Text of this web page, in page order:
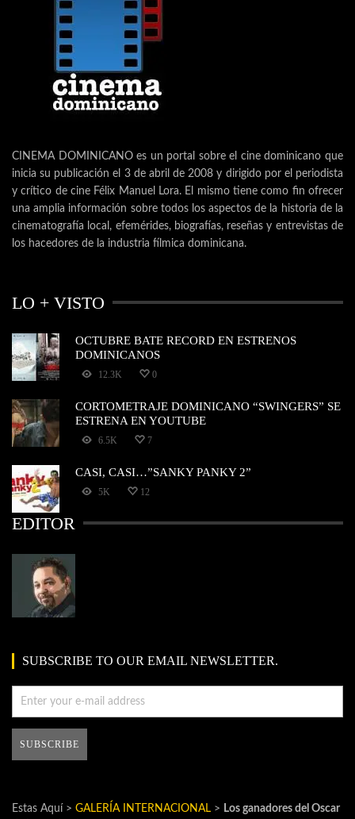
CINEMA DOMINICANO es un portal sobre el cine dominicano que
inicia su publicación el 3 de abril de 2008 y dirigido por el periodista
y crítico de cine Félix Manuel Lora. El mismo tiene como fin ofrecer
una amplia información sobre todos los aspectos de la historia de la
cinematografía local, efemérides, biografías, reseñas y entrevistas de
los hacedores de la industria fílmica dominicana.
LO + VISTO
OCTUBRE BATE RECORD EN ESTRENOS
DOMINICANOS
12.3K 0
CORTOMETRAJE DOMINICANO “SWINGERS” SE
ESTRENA EN YOUTUBE
6.5K 7
CASI, CASI…”SANKY PANKY 2”
5K 12
EDITOR
SUBSCRIBE TO OUR EMAIL NEWSLETTER.
Estas Aquí > GALERÍA INTERNACIONAL > Los ganadores del Oscar